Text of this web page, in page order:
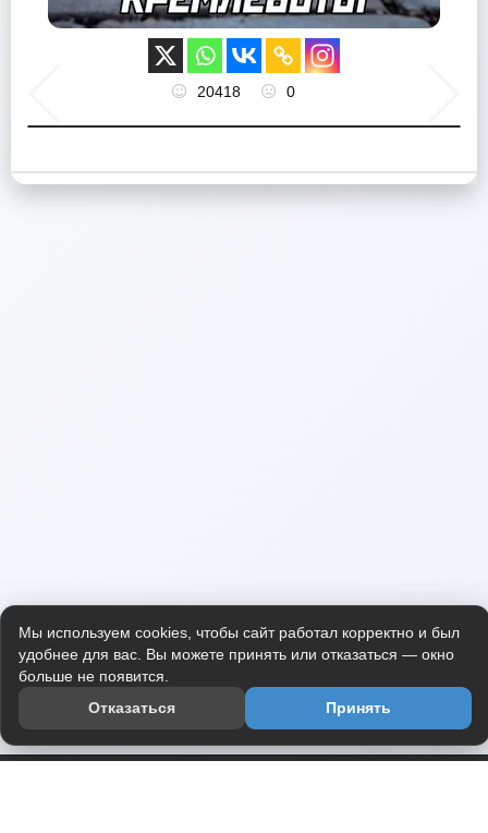
20418 0
Мы используем cookies, чтобы сайт работал корректно и был
удобнее для вас. Вы можете принять или отказаться — окно
больше не появится.
Отказаться
Принять